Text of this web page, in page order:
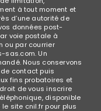
à tout moment et
d’une autorité de
données post-
voie postale à
ou par courrier
sas.com. Un
Nous conservons
contact puis
fins probatoires et
de vous inscrire
disponible
le site cnil.fr pour plus